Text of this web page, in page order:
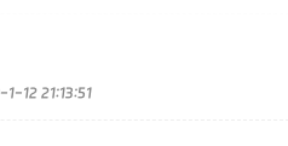
12 21:13:51